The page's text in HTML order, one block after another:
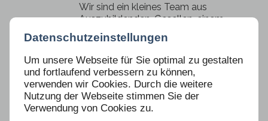
Datenschutzeinstellungen
Um unsere Webseite für Sie optimal zu gestalten
und fortlaufend verbessern zu können,
verwenden wir Cookies. Durch die weitere
Nutzung der Webseite stimmen Sie der
Verwendung von Cookies zu.
Wir sind ein kleines Team aus
Auszubildenden, Gesellen, einem
angehenden Malermeister und mir als
Malermeister, Ihr Partner für alle
Modernisierungs- und
Sanierungsaufgaben im Innen- und
Außenbereich. Eine Jahrelange
Zusammenarbeit mit Partnerbetrieben
garantiert für einen reibungslosen Ablauf
sämtlicher Arbeiten auf Ihrer Baustelle.